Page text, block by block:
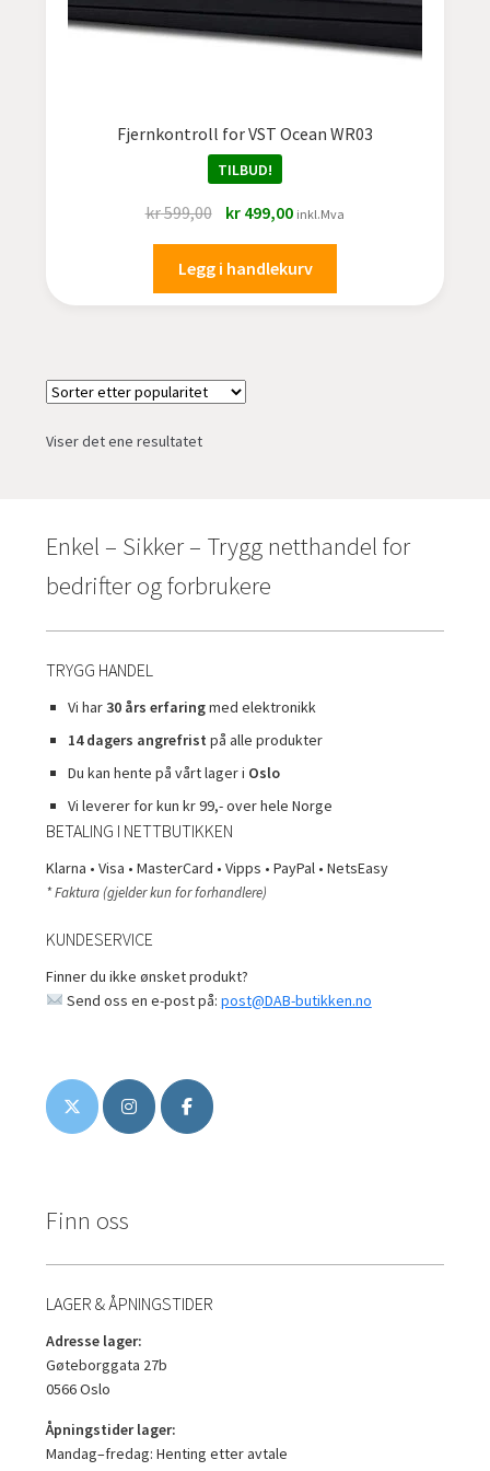
TILBUD
Fold
Fjernkontroll for VST Ocean WR03
TILBUD!
kr599,00 Opprinnelig
pris
var:
kr 599,00.
kr 499,00Nåværende
pris
er:
kr 499,00.
inkl.Mva
Legg i handlekurv
Viser det ene resultatet
Enkel – Sikker – Trygg netthandel for
bedrifter og forbrukere
TRYGG HANDEL
Vi har30 års erfaringmed elektronikk
14 dagers angrefrist på alle produkter
Du kan hente på vårt lager i Oslo
Vi leverer for kun kr 99,- over hele Norge
BETALING I NETTBUTIKKEN
Klarna • Visa • MasterCard • Vipps • PayPal • NetsEasy
* Faktura (gjelder kun for forhandlere)
KUNDESERVICE
Finner du ikke ønsket produkt?
Send oss en e-post på: post@DAB-butikken.no
Finn oss
LAGER & ÅPNINGSTIDER
Adresse lager:
Gøteborggata 27b
0566 Oslo
Åpningstider lager:
Mandag–fredag: Henting etter avtale